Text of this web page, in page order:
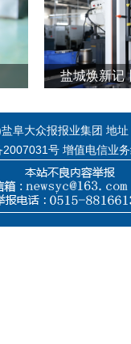
阜大众报报业集团 地
2007031号 增值电信业